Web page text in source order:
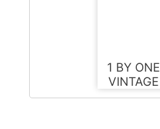
1 BY ONE
VINTAGE